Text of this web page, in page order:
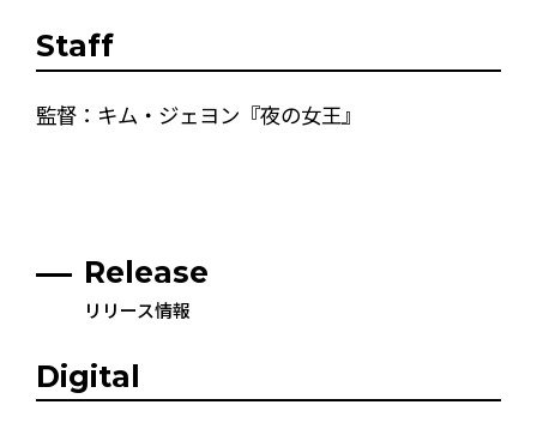
Staff
監督：キム・ジェヨン『夜の女王』
Release
リリース情報
Digital